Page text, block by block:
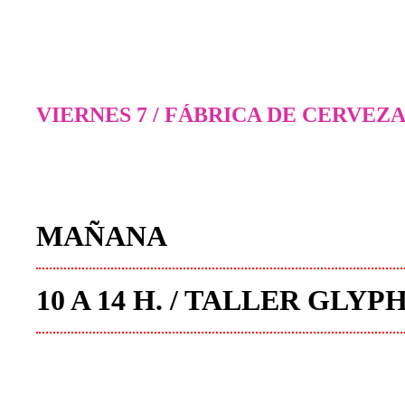
VIERNES 7 / FÁBRICA DE
MAÑANA
10 A 14 H. / TALLER